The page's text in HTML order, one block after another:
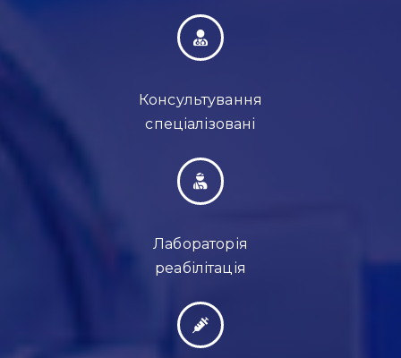
Консультування
спеціалізовані
Лабораторія
реабілітація